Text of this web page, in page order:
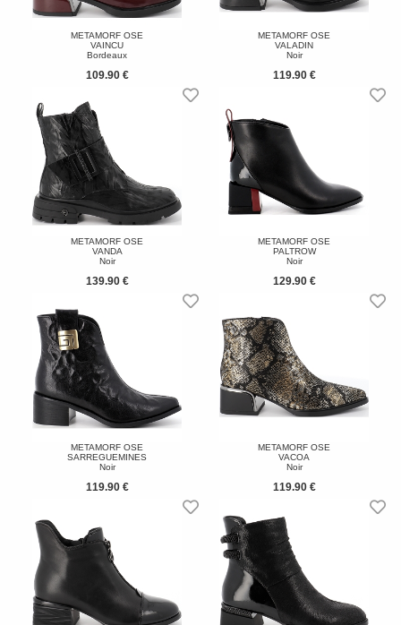
METAMORF OSE
VAINCU
Bordeaux
109.90 €
METAMORF OSE
VALADIN
Noir
119.90 €
METAMORF OSE
VANDA
Noir
139.90 €
METAMORF OSE
PALTROW
Noir
129.90 €
METAMORF OSE
SARREGUEMINES
Noir
119.90 €
METAMORF OSE
VACOA
Noir
119.90 €